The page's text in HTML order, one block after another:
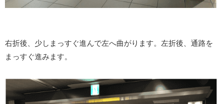
右折後、少しまっすぐ進んで左へ曲がります。左折後、通路を
まっすぐ進みます。